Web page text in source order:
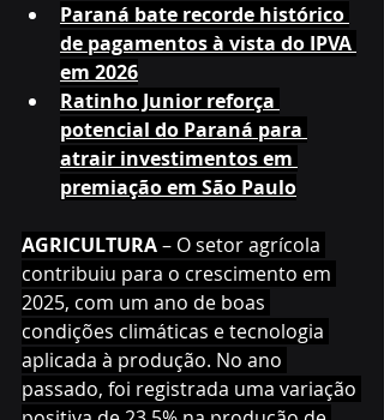
Paraná bate recorde histórico
de pagamentos à vista do IPVA
em 2026
Ratinho Junior reforça
potencial do Paraná para
atrair investimentos em
premiação em São Paulo
AGRICULTURA – O setor agrícola
contribuiu para o crescimento em
2025, com um ano de boas
condições climáticas e tecnologia
aplicada à produção. No ano
passado, foi registrada uma variação